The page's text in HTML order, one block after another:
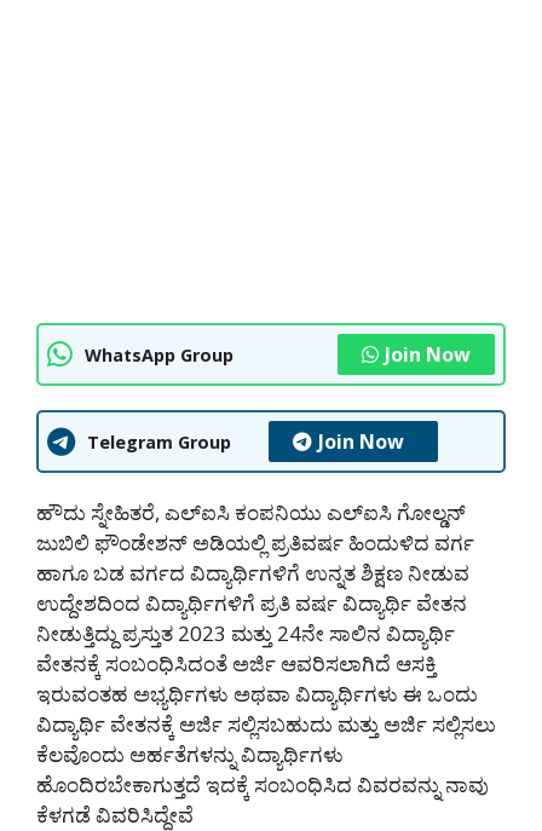
WhatsApp Group Join Now
Telegram Group Join Now
ಹೌದು ಸ್ನೇಹಿತರೆ, ಎಲ್ಐಸಿ ಕಂಪನಿಯು ಎಲ್ಐಸಿ ಗೋಲ್ಡನ್
ಜುಬಿಲಿ ಫೌಂಡೇಶನ್ ಅಡಿಯಲ್ಲಿ ಪ್ರತಿವರ್ಷ ಹಿಂದುಳಿದ ವರ್ಗ
ಹಾಗೂ ಬಡ ವರ್ಗದ ವಿದ್ಯಾರ್ಥಿಗಳಿಗೆ ಉನ್ನತ ಶಿಕ್ಷಣ ನೀಡುವ
ಉದ್ದೇಶದಿಂದ ವಿದ್ಯಾರ್ಥಿಗಳಿಗೆ ಪ್ರತಿ ವರ್ಷ ವಿದ್ಯಾರ್ಥಿ ವೇತನ
ನೀಡುತ್ತಿದ್ದು ಪ್ರಸ್ತುತ 2023 ಮತ್ತು 24ನೇ ಸಾಲಿನ ವಿದ್ಯಾರ್ಥಿ
ವೇತನಕ್ಕೆ ಸಂಬಂಧಿಸಿದಂತೆ ಅರ್ಜಿ ಆವರಿಸಲಾಗಿದೆ ಆಸಕ್ತಿ
ಇರುವಂತಹ ಅಭ್ಯರ್ಥಿಗಳು ಅಥವಾ ವಿದ್ಯಾರ್ಥಿಗಳು ಈ ಒಂದು
ವಿದ್ಯಾರ್ಥಿ ವೇತನಕ್ಕೆ ಅರ್ಜಿ ಸಲ್ಲಿಸಬಹುದು ಮತ್ತು ಅರ್ಜಿ ಸಲ್ಲಿಸಲು
ಕೆಲವೊಂದು ಅರ್ಹತೆಗಳನ್ನು ವಿದ್ಯಾರ್ಥಿಗಳು
ಹೊಂದಿರಬೇಕಾಗುತ್ತದೆ ಇದಕ್ಕೆ ಸಂಬಂಧಿಸಿದ ವಿವರವನ್ನು ನಾವು
ಕೆಳಗಡೆ ವಿವರಿಸಿದ್ದೇವೆ